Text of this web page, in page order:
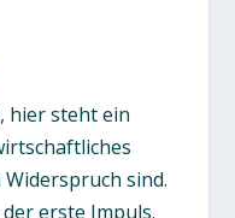
hier steht ein
sind.
erste Impuls.